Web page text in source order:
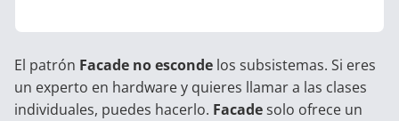
El patrón Facade no esconde los subsistemas. Si eres
un experto en hardware y quieres llamar a las clases
individuales, puedes hacerlo. Facadesolo ofrece un